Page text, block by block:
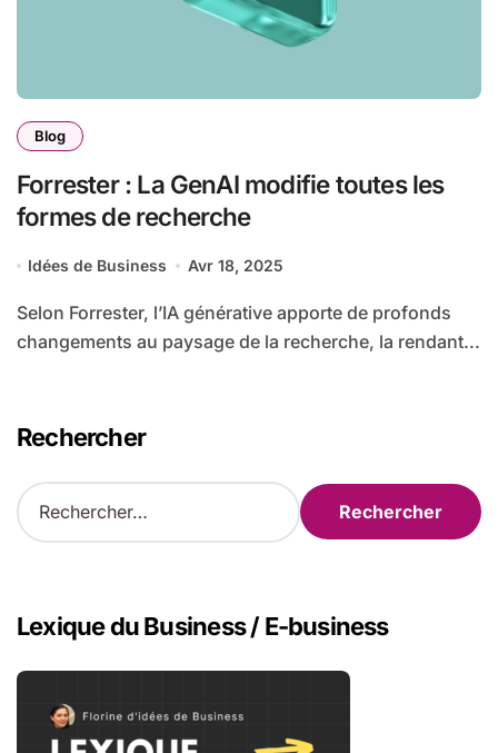
Blog
Forrester : La GenAI modifie toutes les
formes de recherche
Idées de Business Avr 18, 2025
Selon Forrester, l’IA générative apporte de profonds
changements au paysage de la recherche, la rendant...
Rechercher
R
e
r
c
Lexique du Business / E-business